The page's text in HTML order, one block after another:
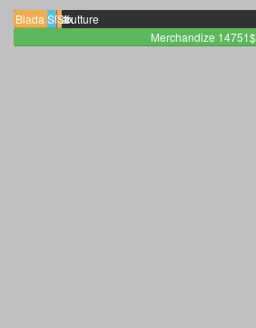
Biada Staff
Tax
Strutture
Merchandize 14751$